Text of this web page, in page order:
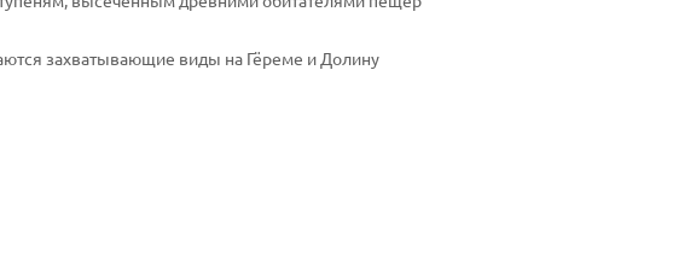
захватывающие виды на Гёреме и Долину